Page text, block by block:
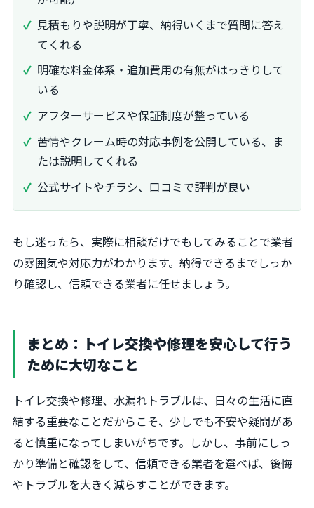
見積もりや説明が丁寧、納得いくまで質問に答え
てくれる
明確な料金体系・追加費用の有無がはっきりして
いる
アフターサービスや保証制度が整っている
苦情やクレーム時の対応事例を公開している、ま
たは説明してくれる
公式サイトやチラシ、口コミで評判が良い
もし迷ったら、実際に相談だけでもしてみることで業者
の雰囲気や対応力がわかります。納得できるまでしっか
り確認し、信頼できる業者に任せましょう。
まとめ：トイレ交換や修理を安心して行う
ために大切なこと
トイレ交換や修理、水漏れトラブルは、日々の生活に直
結する重要なことだからこそ、少しでも不安や疑問があ
ると慎重になってしまいがちです。しかし、事前にしっ
かり準備と確認をして、信頼できる業者を選べば、後悔
やトラブルを大きく減らすことができます。